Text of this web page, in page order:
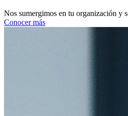
Nos sumergimos en tu organización y
Conocer más